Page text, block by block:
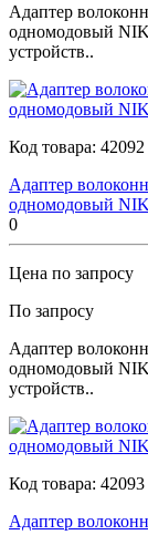
Адаптер
одномодовый
устройств..
Код товара: 42092
Адаптер
одномодовый
0
Цена по запросу
По запросу
Адаптер
одномодовый
устройств..
Код товара: 42093
Адаптер